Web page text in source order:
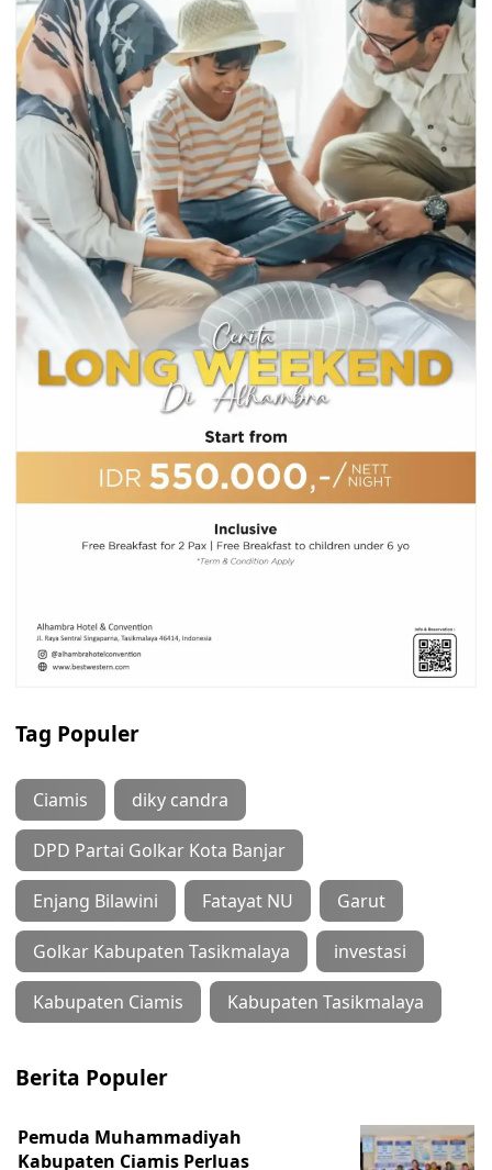
Tag Populer
Ciamis diky candra
DPD Partai Golkar Kota Banjar
Enjang Bilawini Fatayat NU Garut
Golkar Kabupaten Tasikmalaya investasi
Kabupaten Ciamis Kabupaten Tasikmalaya
Berita Populer
Pemuda Muhammadiyah
Kabupaten Ciamis Perluas